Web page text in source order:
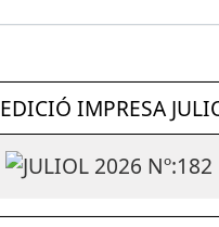
EDICIÓ IMPRESA